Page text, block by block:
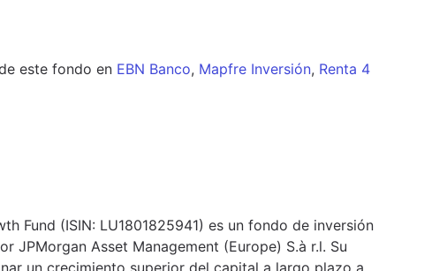
este fondo en EBN Banco, Mapfre Inversión, Renta 4
Fund (ISIN: LU1801825941) es un fondo de inversión
JPMorgan Asset Management (Europe) S.à r.l. Su
un crecimiento superior del capital a largo plazo a